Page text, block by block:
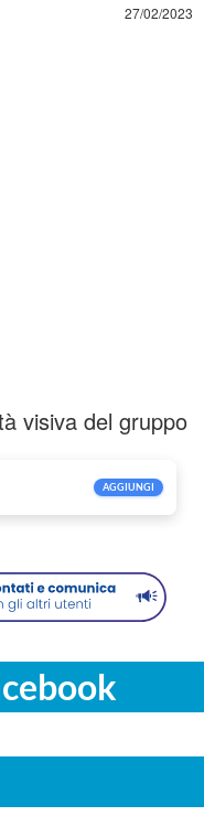
27/02/2023
visiva del gruppo
AGGIUNGI